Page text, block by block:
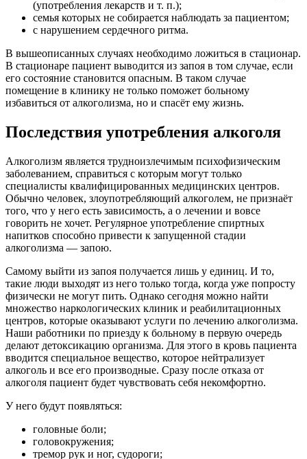
(употребления лекарств и т. п.);
семья которых не собирается наблюдать за пациентом;
с нарушением сердечного ритма.
В вышеописанных случаях необходимо ложиться в стационар.
В стационаре пациент выводится из запоя в том случае, если
его состояние становится опасным. В таком случае
помещение в клинику не только поможет больному
избавиться от алкоголизма, но и спасёт ему жизнь.
Последствия употребления алкоголя
Алкоголизм является трудноизлечимым психофизическим
заболеванием, справиться с которым могут только
специалисты квалифицированных медицинских центров.
Обычно человек, злоупотребляющий алкоголем, не признаёт
того, что у него есть зависимость, а о лечении и вовсе
говорить не хочет. Регулярное употребление спиртных
напитков способно привести к запущенной стадии
алкоголизма — запою.
Самому выйти из запоя получается лишь у единиц. И то,
такие люди выходят из него только тогда, когда уже попросту
физически не могут пить. Однако сегодня можно найти
множество наркологических клиник и реабилитационных
центров, которые оказывают услуги по лечению алкоголизма.
Наши работники по приезду к больному в первую очередь
делают детоксикацию организма. Для этого в кровь пациента
вводится специальное вещество, которое нейтрализует
алкоголь и все его производные. Сразу после отказа от
алкоголя пациент будет чувствовать себя некомфортно.
У него будут появляться:
головные боли;
головокружения;
тремор рук и ног, судороги;